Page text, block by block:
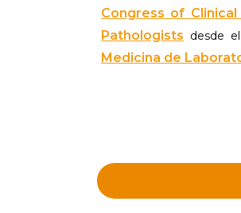
Congress of
Pathologists desde
Medicina de